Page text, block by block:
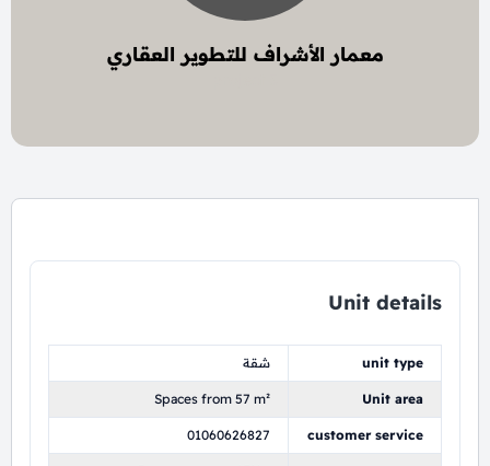
معمار الأشراف للتطوير العقاري
Unit details
unit type شقة
Unit area
Spaces from 57 m²
customer service
01060626827